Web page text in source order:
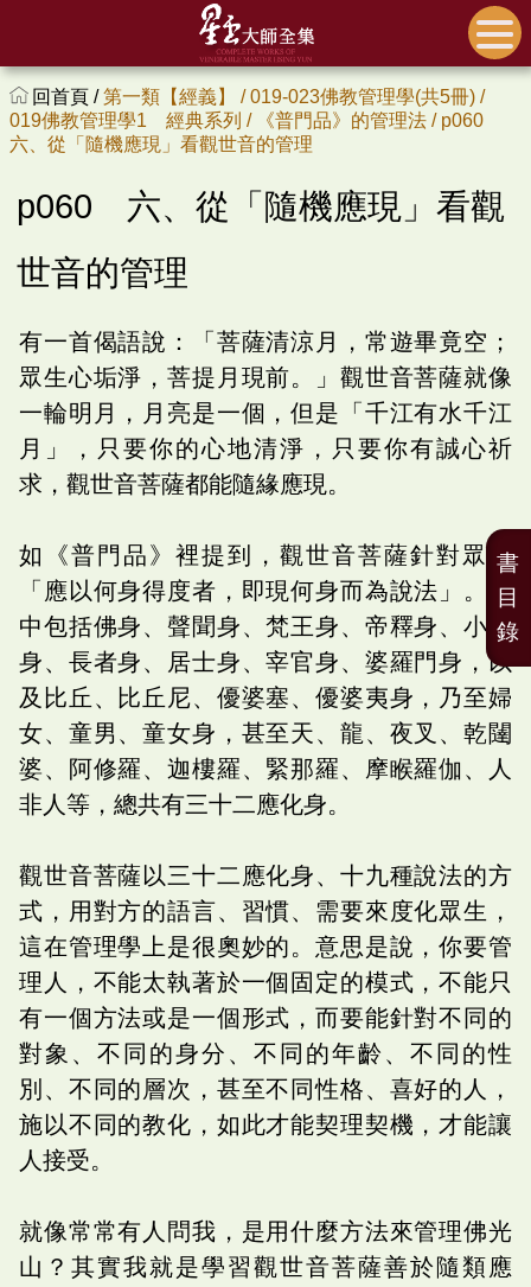
回首頁 /第一類【經義】 /019-023佛教管理學(共5冊) /
019佛教管理學1 經典系列 /
《普門品》的管理法 / p060
六、從「隨機應現」看觀世音的管理
p060 六、從「隨機應現」看觀
世音的管理
有一首偈語說：「菩薩清涼月，常遊畢竟空；
眾生心垢淨，菩提月現前。」觀世音菩薩就像
一輪明月，月亮是一個，但是「千江有水千江
月」，只要你的心地清淨，只要你有誠心祈
求，觀世音菩薩都能隨緣應現。
如《普門品》裡提到，觀世音菩薩針對眾生
「應以何身得度者，即現何身而為說法」。此
中包括佛身、聲聞身、梵王身、帝釋身、小王
身、長者身、居士身、宰官身、婆羅門身，以
及比丘、比丘尼、優婆塞、優婆夷身，乃至婦
女、童男、童女身，甚至天、龍、夜叉、乾闥
婆、阿修羅、迦樓羅、緊那羅、摩睺羅伽、人
非人等，總共有三十二應化身。
觀世音菩薩以三十二應化身、十九種說法的方
式，用對方的語言、習慣、需要來度化眾生，
這在管理學上是很奧妙的。意思是說，你要管
理人，不能太執著於一個固定的模式，不能只
有一個方法或是一個形式，而要能針對不同的
對象、不同的身分、不同的年齡、不同的性
別、不同的層次，甚至不同性格、喜好的人，
施以不同的教化，如此才能契理契機，才能讓
人接受。
就像常常有人問我，是用什麼方法來管理佛光
山？其實我就是學習觀世音菩薩善於隨類應
書
目
錄